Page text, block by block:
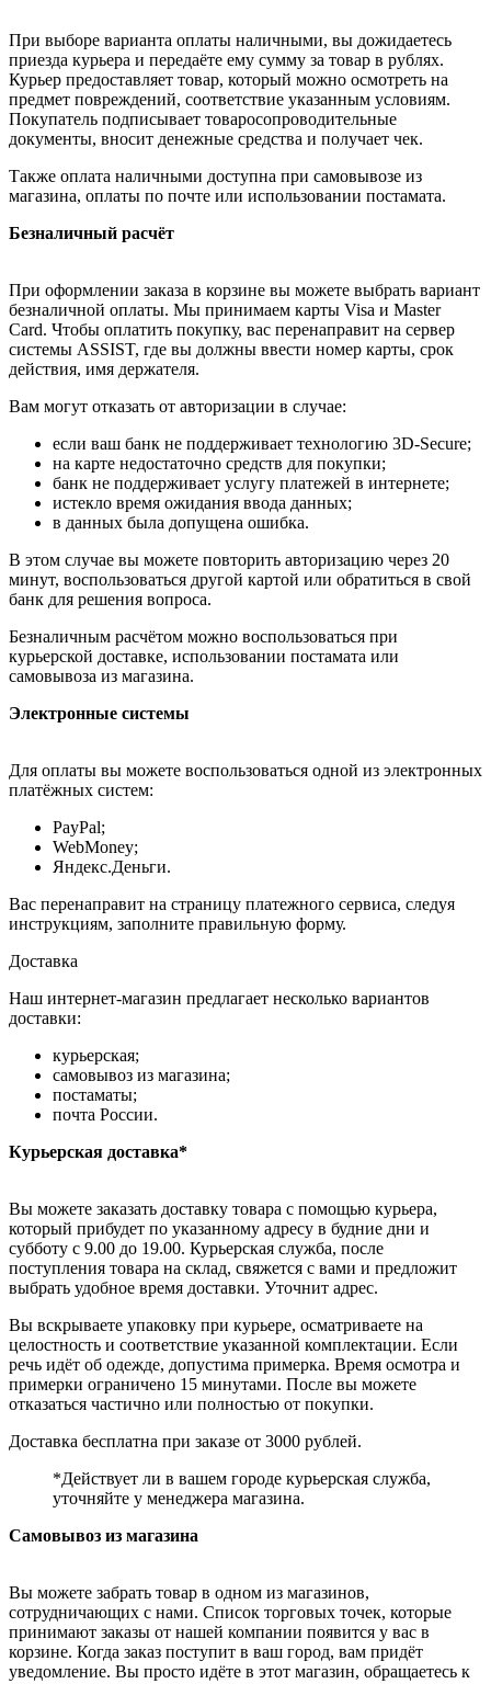
При выборе варианта оплаты наличными, вы дожидаетесь
приезда курьера и передаёте ему сумму за товар в рублях.
Курьер предоставляет товар, который можно осмотреть на
предмет повреждений, соответствие указанным условиям.
Покупатель подписывает товаросопроводительные
документы, вносит денежные средства и получает чек.
Также оплата наличными доступна при самовывозе из
магазина, оплаты по почте или использовании постамата.
Безналичный расчёт
При оформлении заказа в корзине вы можете выбрать вариант
безналичной оплаты. Мы принимаем карты Visa и Master
Card. Чтобы оплатить покупку, вас перенаправит на сервер
системы ASSIST, где вы должны ввести номер карты, срок
действия, имя держателя.
Вам могут отказать от авторизации в случае:
если ваш банк не поддерживает технологию 3D-Secure;
на карте недостаточно средств для покупки;
банк не поддерживает услугу платежей в интернете;
истекло время ожидания ввода данных;
в данных была допущена ошибка.
В этом случае вы можете повторить авторизацию через 20
минут, воспользоваться другой картой или обратиться в свой
банк для решения вопроса.
Безналичным расчётом можно воспользоваться при
курьерской доставке, использовании постамата или
самовывоза из магазина.
Электронные системы
Для оплаты вы можете воспользоваться одной из электронных
платёжных систем:
PayPal;
WebMoney;
Яндекс.Деньги.
Вас перенаправит на страницу платежного сервиса, следуя
инструкциям, заполните правильную форму.
Доставка
Наш интернет-магазин предлагает несколько вариантов
доставки:
курьерская;
самовывоз из магазина;
постаматы;
почта России.
Курьерская доставка*
Вы можете заказать доставку товара с помощью курьера,
который прибудет по указанному адресу в будние дни и
субботу с 9.00 до 19.00. Курьерская служба, после
поступления товара на склад, свяжется с вами и предложит
выбрать удобное время доставки. Уточнит адрес.
Вы вскрываете упаковку при курьере, осматриваете на
целостность и соответствие указанной комплектации. Если
речь идёт об одежде, допустима примерка. Время осмотра и
примерки ограничено 15 минутами. После вы можете
отказаться частично или полностью от покупки.
Доставка бесплатна при заказе от 3000 рублей.
*Действует ли в вашем городе курьерская служба,
уточняйте у менеджера магазина.
Самовывоз из магазина
Вы можете забрать товар в одном из магазинов,
сотрудничающих с нами. Список торговых точек, которые
принимают заказы от нашей компании появится у вас в
корзине. Когда заказ поступит в ваш город, вам придёт
уведомление. Вы просто идёте в этот магазин, обращаетесь к